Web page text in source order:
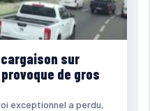
sur
de gros
exceptionnel a perdu,